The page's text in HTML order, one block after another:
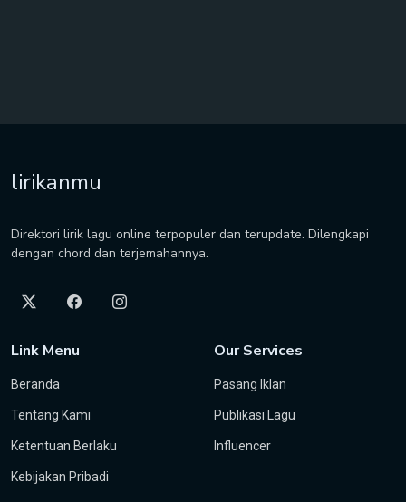
lirikanmu
Direktori lirik lagu online terpopuler dan terupdate. Dilengkapi
dengan chord dan terjemahannya.
Link Menu
Beranda
Tentang Kami
Ketentuan Berlaku
Kebijakan Pribadi
Our Services
Pasang Iklan
Publikasi Lagu
Influencer